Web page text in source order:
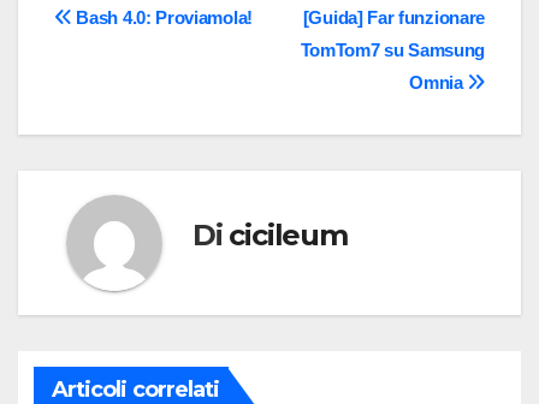
Navigazione
[Guida] Far funzionare
TomTom7 su Samsung
Omnia
Bash 4.0: Proviamola!
Di cicileum
Articoli correlati